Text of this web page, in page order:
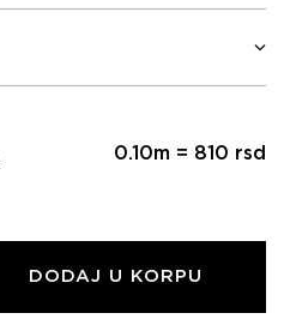
0.10m = 810 rsd
DODAJ U KORPU